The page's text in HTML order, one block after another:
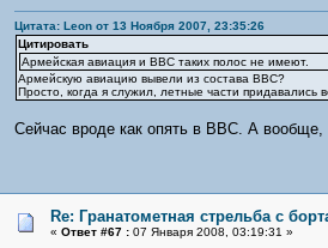
Цитата: Leon от 13 Ноября 2007, 23:35:26
Цитировать
Армейская авиация и ВВС таких полос не имеют.
Армейскую авиацию вывели из состава ВВС?
Просто, когда я служил, летные части придавались
Сейчас вроде как опять в ВВС. А
Re: Гранатометная стрельба с
« Ответ #67 :07 Января 2008, 03:19:31 »